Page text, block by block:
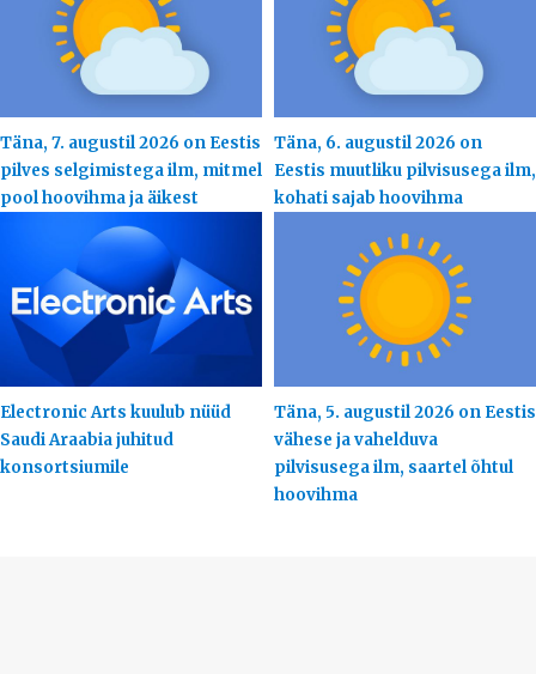
Täna, 7. augustil 2026 on Eestis
pilves selgimistega ilm, mitmel
pool hoovihma ja äikest
Täna, 6. augustil 2026 on
Eestis muutliku pilvisusega ilm,
kohati sajab hoovihma
Electronic Arts kuulub nüüd
Saudi Araabia juhitud
konsortsiumile
Täna, 5. augustil 2026 on Eestis
vähese ja vahelduva
pilvisusega ilm, saartel õhtul
hoovihma